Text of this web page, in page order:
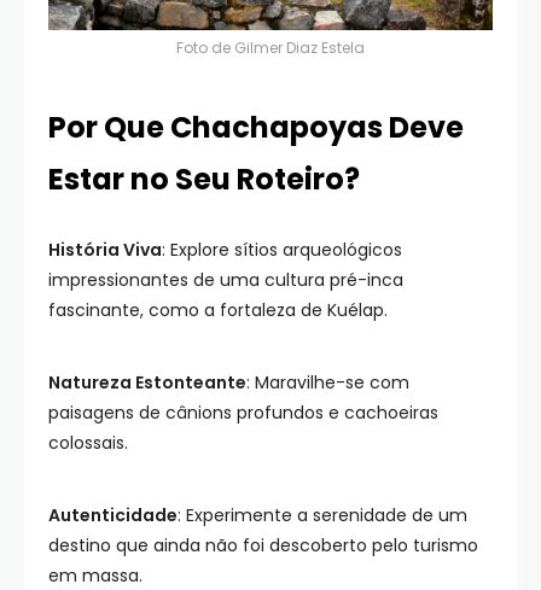
Foto de Gilmer Diaz Estela
Por Que Chachapoyas Deve
Estar no Seu Roteiro?
História Viva: Explore sítios arqueológicos
impressionantes de uma cultura pré-inca
fascinante, como a fortaleza de Kuélap.
Natureza Estonteante: Maravilhe-se com
paisagens de cânions profundos e cachoeiras
colossais.
Autenticidade: Experimente a serenidade de um
destino que ainda não foi descoberto pelo turismo
em massa.